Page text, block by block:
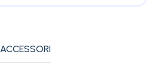
ACCESSORI